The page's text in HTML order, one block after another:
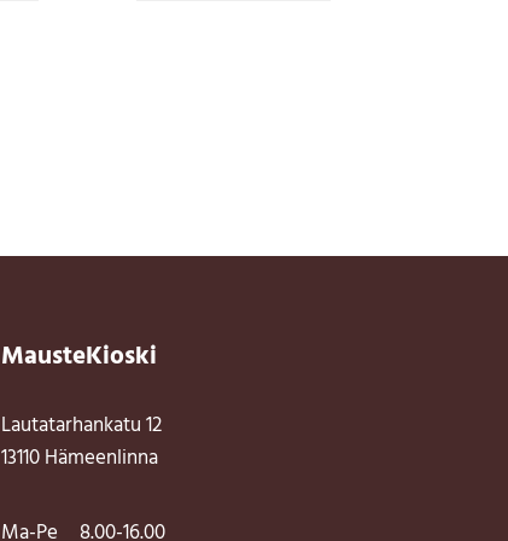
MausteKioski
Lautatarhankatu 12
13110 Hämeenlinna
Ma-Pe 8.00-16.00